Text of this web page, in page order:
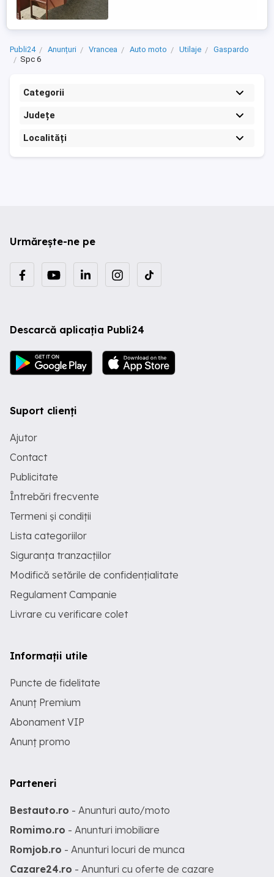
Publi24 Anunțuri Vrancea Auto moto Utilaje
Gaspardo
Spc 6
Categorii
Județe
Localități
Urmărește-ne pe
Descarcă aplicația Publi24
Suport clienți
Ajutor
Contact
Publicitate
Întrebări frecvente
Termeni și condiții
Lista categoriilor
Siguranța tranzacțiilor
Modifică setările de confidențialitate
Regulament Campanie
Livrare cu verificare colet
Informații utile
Puncte de fidelitate
Anunț Premium
Abonament VIP
Anunț promo
Parteneri
Bestauto.ro - Anunturi auto/moto
Romimo.ro - Anunturi imobiliare
Romjob.ro - Anunturi locuri de munca
Cazare24.ro - Anunturi cu oferte de cazare